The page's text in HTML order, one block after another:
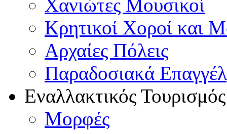
Χανιώτες Μουσικοί
Κρητικοί Χοροί και
Αρχαίες Πόλεις
Παραδοσιακά
Εναλλακτικός Τουρισμός
Μορφές